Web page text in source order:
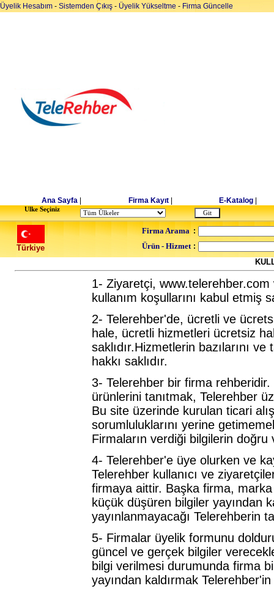
Üyelik Hesabım - Sistemden Çıkış - Üyelik Yükseltme - Firma Güncelle
Ana Sayfa Firma Kayıt E-Katalog|
Ulke Seçiniz
Türkiye
Firma Arama :
Ürün - Hizmet :
1- Ziyaretçi,
kullanım koşullarını kabul etmiş
2- Telerehber'de, ücretli ve
hale, ücretli hizmetleri ücretsiz
saklıdır.Hizmetlerin bazılarını
hakkı saklıdır.
3- Telerehber bir firma
ürünlerini tanıtmak, Telerehber
Bu site üzerinde kurulan ticari
sorumluluklarını yerine
Firmaların verdiği bilgilerin doğru
4- Telerehber'e üye olurken ve
Telerehber kullanıcı ve
firmaya aittir. Başka firma,
küçük düşüren bilgiler yayından
yayınlanmayacağı Telerehberin
5- Firmalar üyelik formunu
güncel ve gerçek bilgiler
bilgi verilmesi durumunda firma
yayından kaldırmak